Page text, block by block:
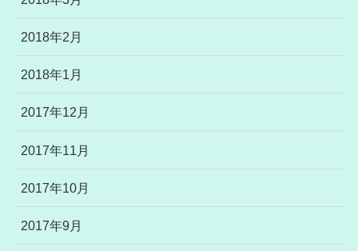
2018年2月
2018年1月
2017年12月
2017年11月
2017年10月
2017年9月